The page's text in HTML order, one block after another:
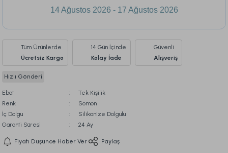
14 Ağustos 2026 - 17 Ağustos 2026
Tüm Ürünlerde
Ücretsiz Kargo
14 Gün İçinde
Kolay İade
Güvenli
Alışveriş
Hızlı Gönderi
Ebat
Tek Kişilik
Renk
Somon
İç Dolgu
Silikonize Dolgulu
Garanti Süresi
24 Ay
Fiyatı Düşünce Haber Ver Paylaş